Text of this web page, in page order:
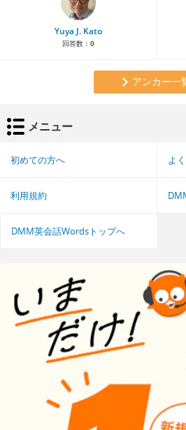
Yuya J. Kato
回答数： 0
アンカー一
メニュー
初めての方へ よ
利用規約
DMM英会話Wordsトップへ